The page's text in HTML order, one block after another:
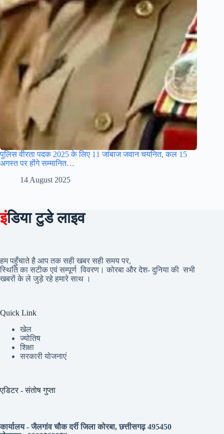
पुलिस वीरता पदक 2025 के लिए 11 जांबाज जवान चयनित, कल 15
अगस्त पर होंगे सम्मानित…
14 August 2025
इंडिया टुडे लाइव
हम पहुँचाते है आप तक सही खबर सही समय पर,
स्थिति का सटीक एवं सम्पूर्ण विवरण। कोरबा और देश- दुनिया की सभी
खबरों के ले जुड़े रहे हमारे साथ ।
Quick Link
खेल
ज्योतिष
शिक्षा
सरकारी योजनाएं
एडिटर - संतोष गुप्ता
कार्यालय - जैलगांव चौक दर्री जिला कोरबा, छत्तीसगढ़ 495450